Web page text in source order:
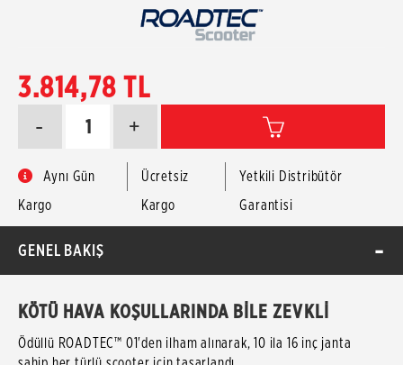
3.814,78 TL
+
-
Aynı Gün
Kargo
Ücretsiz
Kargo
Yetkili Distribütör
Garantisi
GENEL BAKIŞ
KÖTÜ HAVA KOŞULLARINDA BİLE ZEVKLİ
Ödüllü ROADTEC™ 01'den ilham alınarak, 10 ila 16 inç janta